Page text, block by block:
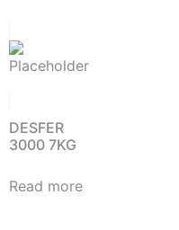
DESFER
3000 7KG
Read more